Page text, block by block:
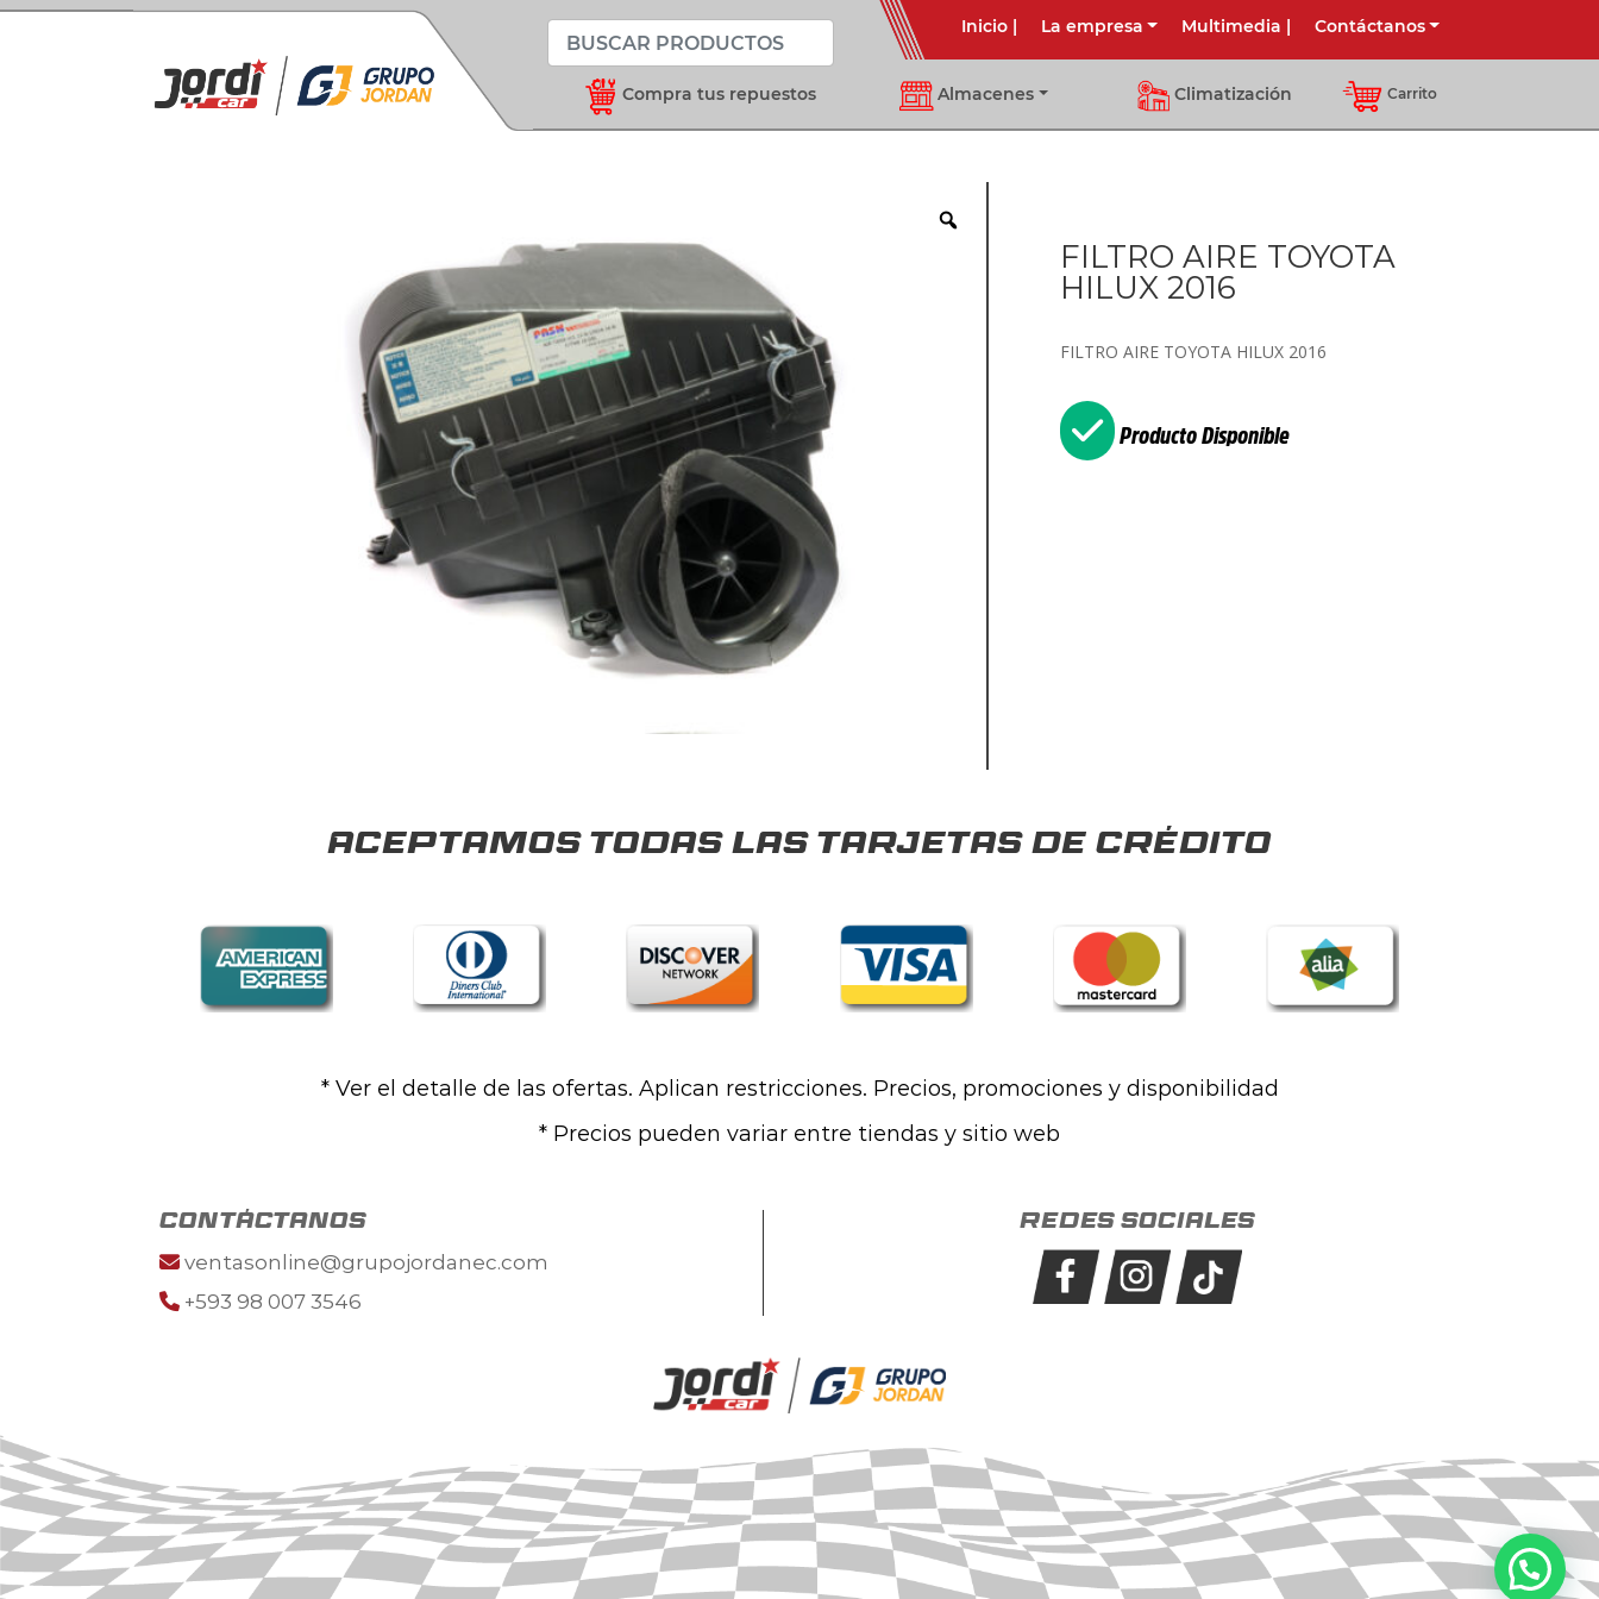
Inicio| La empresa Multimedia | Contáctanos
Compra tus repuestos Almacenes Climatización Carrito
FILTRO AIRE TOYOTA
HILUX 2016
FILTRO AIRE TOYOTA HILUX 2016
Producto Disponible
Aceptamos todas las tarjetas de crédito
* Ver el detalle de las ofertas. Aplican restricciones. Precios, promociones y disponibilidad
* Precios pueden variar entre tiendas y sitio web
contáctanos
ventasonline@grupojordanec.com
+593 98 007 3546
Redes sociales